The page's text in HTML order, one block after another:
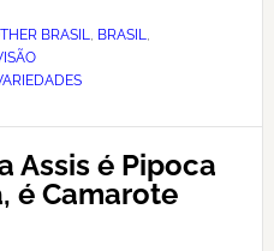
BRASIL, BRASIL,
Assis é Pipoca
é Camarote